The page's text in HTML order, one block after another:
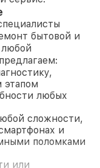
бытовой и
любой
этапом
любых
сложности,
и
поломками
или